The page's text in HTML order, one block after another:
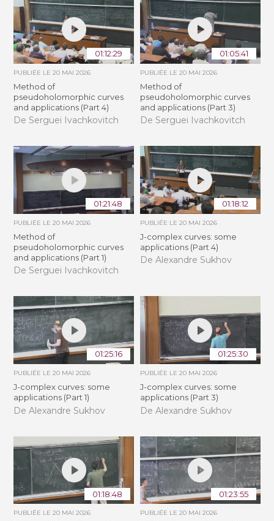
01:12:29
PUBLIÉE LE20 MAI 2026
Method of
pseudoholomorphic curves
and applications (Part 4)
De Serguei Ivachkovitch
01:05:41
PUBLIÉE LE 20 MAI 2026
Method of
pseudoholomorphic curves
and applications (Part 3)
De Serguei Ivachkovitch
01:21:48
PUBLIÉE LE20 MAI 2026
Method of
pseudoholomorphic curves
and applications (Part 1)
De Serguei Ivachkovitch
01:18:12
PUBLIÉE LE 20 MAI 2026
J-complex curves: some
applications (Part 4)
De Alexandre Sukhov
01:25:16
PUBLIÉE LE20 MAI 2026
J-complex curves: some
applications (Part 1)
De Alexandre Sukhov
01:25:30
PUBLIÉE LE 20 MAI 2026
J-complex curves: some
applications (Part 3)
De Alexandre Sukhov
01:18:48
PUBLIÉE LE20 MAI 2026
01:23:55
PUBLIÉE LE 20 MAI 2026